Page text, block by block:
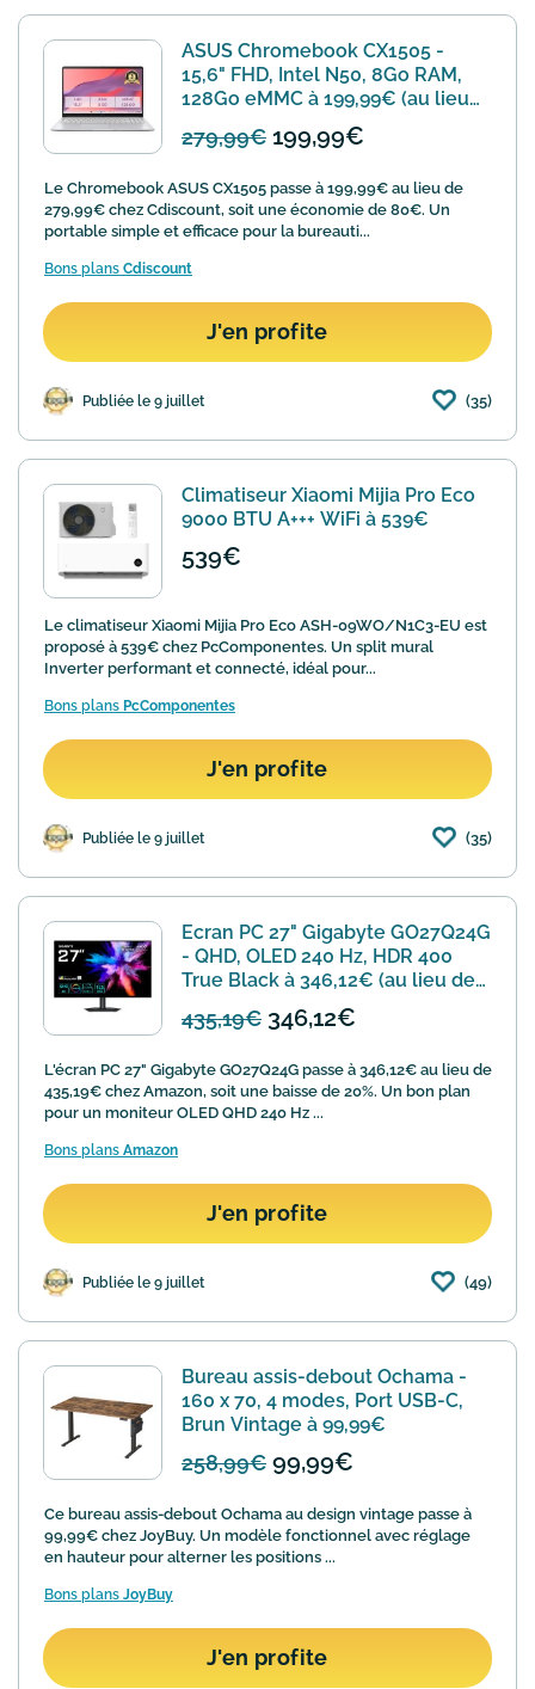
ASUS Chromebook CX1505 -
15,6" FHD, Intel N50, 8Go RAM,
128Go eMMC à 199,99€ (au lieu
279,99€ 199,99€
Le Chromebook ASUS CX1505 passe à 199,99€ au lieu de
279,99€ chez Cdiscount, soit une économie de 80€. Un
portable simple et efficace pour la bureauti...
Bons plans Cdiscount
J'en profite
Publiée le 9 juillet (35)
Climatiseur Xiaomi Mijia Pro Eco
9000 BTU A+++ WiFi à 539€
539€
Le climatiseur Xiaomi Mijia Pro Eco ASH-09WO/N1C3-EU est
proposé à 539€ chez PcComponentes. Un split mural
Inverter performant et connecté, idéal pour...
Bons plans PcComponentes
J'en profite
Publiée le 9 juillet (35)
Ecran PC 27" Gigabyte GO27Q24G
- QHD, OLED 240 Hz, HDR 400
True Black à 346,12€ (au lieu de
435,19€ 346,12€
L'écran PC 27" Gigabyte GO27Q24G passe à 346,12€ au lieu de
435,19€ chez Amazon, soit une baisse de 20%. Un bon plan
pour un moniteur OLED QHD 240 Hz ...
Bons plans Amazon
J'en profite
Publiée le 9 juillet (49)
Bureau assis-debout Ochama -
160 x 70, 4 modes, Port USB-C,
Brun Vintage à 99,99€
258,99€ 99,99€
Ce bureau assis-debout Ochama au design vintage passe à
99,99€ chez JoyBuy. Un modèle fonctionnel avec réglage
en hauteur pour alterner les positions ...
Bons plans JoyBuy
J'en profite